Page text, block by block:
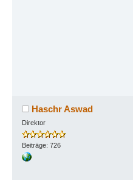
Haschr Aswad
Direktor
Beiträge: 726